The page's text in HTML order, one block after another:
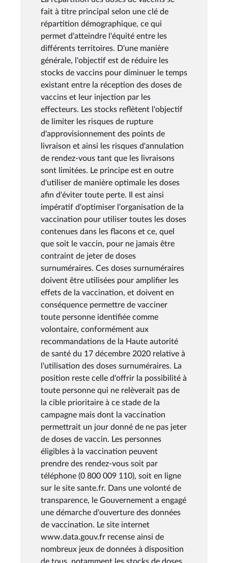
fait à titre principal selon une clé de
répartition démographique, ce qui
permet d'atteindre l'équité entre les
différents territoires. D'une manière
générale, l'objectif est de réduire les
stocks de vaccins pour diminuer le temps
existant entre la réception des doses de
vaccins et leur injection par les
effecteurs. Les stocks reflètent l'objectif
de limiter les risques de rupture
d'approvisionnement des points de
livraison et ainsi les risques d'annulation
de rendez-vous tant que les livraisons
sont limitées. Le principe est en outre
d'utiliser de manière optimale les doses
afin d'éviter toute perte. Il est ainsi
impératif d'optimiser l'organisation de la
vaccination pour utiliser toutes les doses
contenues dans les flacons et ce, quel
que soit le vaccin, pour ne jamais être
contraint de jeter de doses
surnuméraires. Ces doses surnuméraires
doivent être utilisées pour amplifier les
effets de la vaccination, et doivent en
conséquence permettre de vacciner
toute personne identifiée comme
volontaire, conformément aux
recommandations de la Haute autorité
de santé du 17 décembre 2020 relative à
l'utilisation des doses surnuméraires. La
position reste celle d'offrir la possibilité à
toute personne qui ne relèverait pas de
la cible prioritaire à ce stade de la
campagne mais dont la vaccination
permettrait un jour donné de ne pas jeter
de doses de vaccin. Les personnes
éligibles à la vaccination peuvent
prendre des rendez-vous soit par
téléphone (0 800 009 110), soit en ligne
sur le site sante.fr. Dans une volonté de
transparence, le Gouvernement a engagé
une démarche d'ouverture des données
de vaccination. Le site internet
www.data.gouv.fr recense ainsi de
nombreux jeux de données à disposition
de tous, notamment les stocks de doses